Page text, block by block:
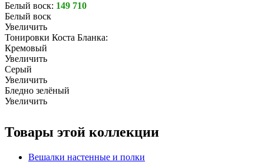
Белый воск: 149 710
Белый воск
Увеличить
Тонировки Коста Бланка:
Кремовый
Увеличить
Серый
Увеличить
Бледно зелёный
Увеличить
Товары этой коллекции
Вешалки настенные и полки